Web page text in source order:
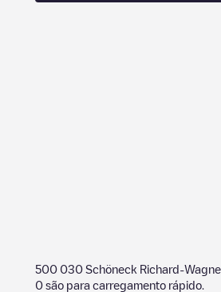
500 030 Schöneck Richard-
0 são para carregamento rápido.